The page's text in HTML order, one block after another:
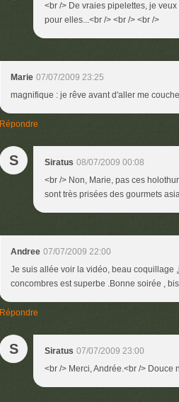
<br /> De vraies pipelettes, je
pour elles...<br /> <br /> <br />
Marie 07/07/2009 23:25
magnifique : je rêve avant d'aller me
Répondre
S Siratus 08/07/2009 00:08
<br /> Non, Marie, pas ces
sont très prisées des gourmets
Andree 07/07/2009 22:00
Je suis allée voir la vidéo, beau coquillage
concombres est superbe .Bonne soirée ,
Répondre
S Siratus 07/07/2009 23:00
<br /> Merci, Andrée.<br /> Douce